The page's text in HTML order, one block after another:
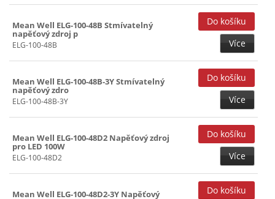
Mean Well ELG-100-48B Stmívatelný
napěťový zdroj p
ELG-100-48B Více
Mean Well ELG-100-48B-3Y Stmívatelný
napěťový zdro
ELG-100-48B-3Y Více
Mean Well ELG-100-48D2 Napěťový zdroj
pro LED 100W
ELG-100-48D2 Více
Mean Well ELG-100-48D2-3Y Napěťový